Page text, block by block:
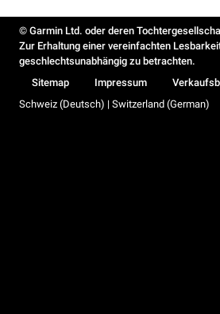
© Garmin Ltd. oder deren
Zur Erhaltung einer vereinfachten
geschlechtsunabhängig zu betrachten.
Sitemap
Impressum
Schweiz (Deutsch) | Switzerland (German)